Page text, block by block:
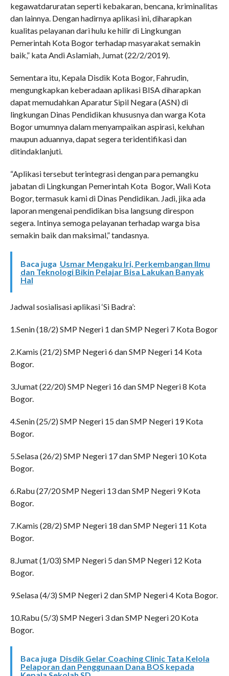
kegawatdaruratan seperti kebakaran, bencana, kriminalitas
dan lainnya. Dengan hadirnya aplikasi ini, diharapkan
kualitas pelayanan dari hulu ke hilir di Lingkungan
Pemerintah Kota Bogor terhadap masyarakat semakin
baik,” kata Andi Aslamiah, Jumat (22/2/2019).
Sementara itu, Kepala Disdik Kota Bogor, Fahrudin,
mengungkapkan keberadaan aplikasi BISA diharapkan
dapat memudahkan Aparatur Sipil Negara (ASN) di
lingkungan Dinas Pendidikan khususnya dan warga Kota
Bogor umumnya dalam menyampaikan aspirasi, keluhan
maupun aduannya, dapat segera teridentifikasi dan
ditindaklanjuti.
“Aplikasi tersebut terintegrasi dengan para pemangku
jabatan di Lingkungan Pemerintah Kota Bogor, Wali Kota
Bogor, termasuk kami di Dinas Pendidikan. Jadi, jika ada
laporan mengenai pendidikan bisa langsung direspon
segera. Intinya semoga pelayanan terhadap warga bisa
semakin baik dan maksimal,” tandasnya.
Baca juga Usmar Mengaku Iri, Perkembangan Ilmu
dan Teknologi Bikin Pelajar Bisa Lakukan Banyak
Hal
Jadwal sosialisasi aplikasi ‘Si Badra’:
1.Senin (18/2) SMP Negeri 1 dan SMP Negeri 7 Kota Bogor
2.Kamis (21/2) SMP Negeri 6 dan SMP Negeri 14 Kota
Bogor.
3.Jumat (22/20) SMP Negeri 16 dan SMP Negeri 8 Kota
Bogor.
4.Senin (25/2) SMP Negeri 15 dan SMP Negeri 19 Kota
Bogor.
5.Selasa (26/2) SMP Negeri 17 dan SMP Negeri 10 Kota
Bogor.
6.Rabu (27/20 SMP Negeri 13 dan SMP Negeri 9 Kota
Bogor.
7.Kamis (28/2) SMP Negeri 18 dan SMP Negeri 11 Kota
Bogor.
8.Jumat (1/03) SMP Negeri 5 dan SMP Negeri 12 Kota
Bogor.
9.Selasa (4/3) SMP Negeri 2 dan SMP Negeri 4 Kota Bogor.
10.Rabu (5/3) SMP Negeri 3 dan SMP Negeri 20 Kota
Bogor.
Baca juga Disdik Gelar Coaching Clinic Tata Kelola
Pelaporan dan Penggunaan Dana BOS kepada